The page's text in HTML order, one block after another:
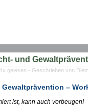
und
gelesen - Geschrieben von
–
ist, kann auch vorbeugen!